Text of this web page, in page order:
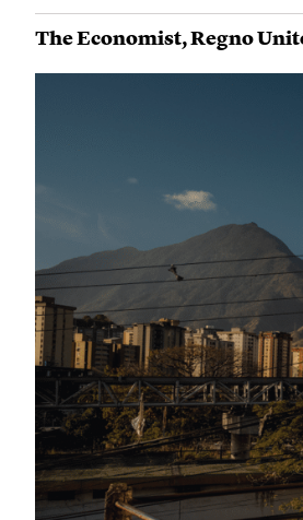
The Economist,Regno